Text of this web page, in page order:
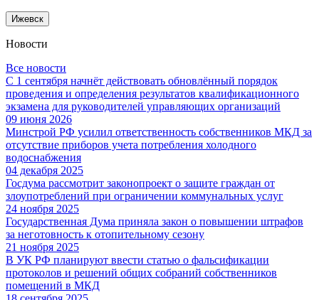
Ижевск
Новости
Все новости
С 1 сентября начнёт действовать обновлённый порядок
проведения и определения результатов квалификационного
экзамена для руководителей управляющих организаций
09 июня 2026
Минстрой РФ усилил ответственность собственников МКД за
отсутствие приборов учета потребления холодного
водоснабжения
04 декабря 2025
Госдума рассмотрит законопроект о защите граждан от
злоупотреблений при ограничении коммунальных услуг
24 ноября 2025
Государственная Дума приняла закон о повышении штрафов
за неготовность к отопительному сезону
21 ноября 2025
В УК РФ планируют ввести статью о фальсификации
протоколов и решений общих собраний собственников
помещений в МКД